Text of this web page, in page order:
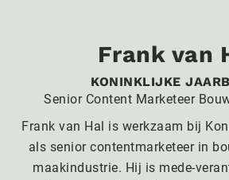
Frank van
KONINKLIJKE
Senior Content Marketeer
Frank van Hal is werkzaam bij
als senior contentmarketeer in
maakindustrie. Hij is mede-